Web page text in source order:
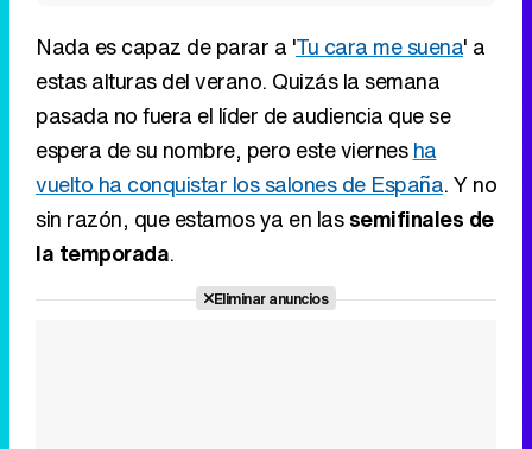
Nada es capaz de parar a 'Tu cara me suena' a
estas alturas del verano. Quizás la semana
pasada no fuera el líder de audiencia que se
espera de su nombre, pero este viernesha
vuelto ha conquistar los salones de España. Y no
sin razón, que estamos ya en lassemifinales de
la temporada.
Eliminar anuncios